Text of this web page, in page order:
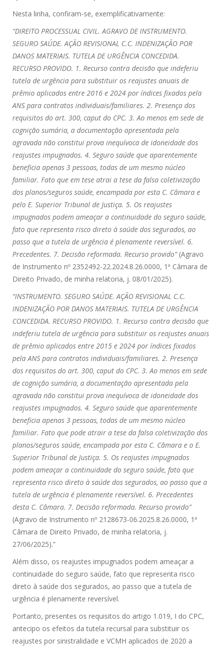
Nesta linha, confiram-se, exemplificativamente:
“DIREITO PROCESSUAL CIVIL. AGRAVO DE INSTRUMENTO.
SEGURO SAÚDE. AÇÃO REVISIONAL C.C. INDENIZAÇÃO POR
DANOS MATERIAIS. TUTELA DE URGÊNCIA CONCEDIDA.
RECURSO PROVIDO. 1. Recurso contra decisão que indeferiu
tutela de urgência para substituir os reajustes anuais de
prêmio aplicados entre 2016 e 2024 por índices fixados pela
ANS para contratos individuais/familiares. 2. Presença dos
requisitos do art. 300, caput do CPC. 3. Ao menos em sede de
cognição sumária, a documentação apresentada pela
agravada não constitui prova inequívoca de idoneidade dos
reajustes impugnados. 4. Seguro saúde que aparentemente
beneficia apenas 3 pessoas, todas de um mesmo núcleo
familiar. Fato que em tese atrai a tese da falsa coletivização
dos planos/seguros saúde, encampada por esta C. Câmara e
pelo E. Superior Tribunal de Justiça. 5. Os reajustes
impugnados podem ameaçar a continuidade do seguro saúde,
fato que representa risco direto à saúde dos segurados, ao
passo que a tutela de urgência é plenamente reversível. 6.
Precedentes. 7. Decisão reformada. Recurso provido” (Agravo
de Instrumento nº 2352492-22.2024.8.26.0000, 1ª Câmara de
Direito Privado, de minha relatoria, j. 08/01/2025).
“INSTRUMENTO. SEGURO SAÚDE. AÇÃO REVISIONAL C.C.
INDENIZAÇÃO POR DANOS MATERIAIS. TUTELA DE URGÊNCIA
CONCEDIDA. RECURSO PROVIDO. 1. Recurso contra decisão que
indeferiu tutela de urgência para substituir os reajustes anuais
de prêmio aplicados entre 2015 e 2024 por índices fixados
pela ANS para contratos individuais/familiares. 2. Presença
dos requisitos do art. 300, caput do CPC. 3. Ao menos em sede
de cognição sumária, a documentação apresentada pela
agravada não constitui prova inequívoca de idoneidade dos
reajustes impugnados. 4. Seguro saúde que aparentemente
beneficia apenas 3 pessoas, todas de um mesmo núcleo
familiar. Fato que pode atrair a tese da falsa coletivização dos
planos/seguros saúde, encampada por esta C. Câmara e o E.
Superior Tribunal de Justiça. 5. Os reajustes impugnados
podem ameaçar a continuidade do seguro saúde, fato que
representa risco direto à saúde dos segurados, ao passo que a
tutela de urgência é plenamente reversível. 6. Precedentes
desta C. Câmara. 7. Decisão reformada. Recurso provido”
(Agravo de Instrumento nº 2128673-06.2025.8.26.0000, 1ª
Câmara de Direito Privado, de minha relatoria, j.
27/06/2025).”
Além disso, os reajustes impugnados podem ameaçar a
continuidade do seguro saúde, fato que representa risco
direto à saúde dos segurados, ao passo que a tutela de
urgência é plenamente reversível.
Portanto, presentes os requisitos do artigo 1.019, I do CPC,
antecipo os efeitos da tutela recursal para substituir os
reajustes por sinistralidade e VCMH aplicados de 2020 a